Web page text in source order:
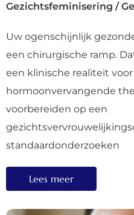
Gezichtsfeminisering /
Uw ogenschijnlijk
een chirurgische ramp.
een klinische realiteit
hormoonvervangende
voorbereiden op een
standaardonderzoeken
Lees meer